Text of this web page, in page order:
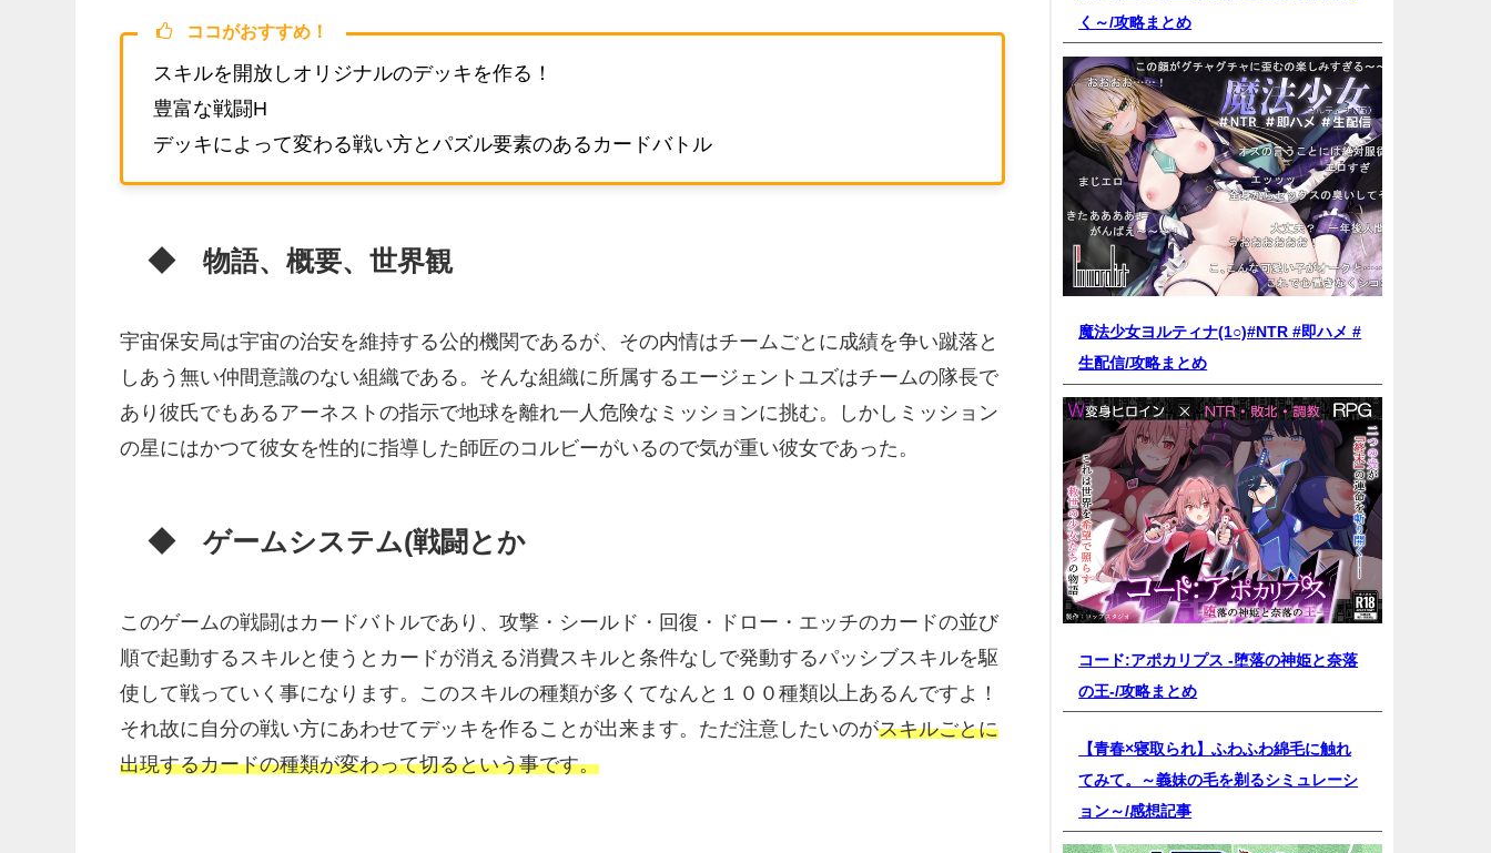
ココがおすすめ！
スキルを開放しオリジナルのデッキを作る！
豊富な戦闘H
デッキによって変わる戦い方とパズル要素のあるカードバトル
◆ 物語、概要、世界観
宇宙保安局は宇宙の治安を維持する公的機関であるが、その内情はチームごとに成績を争い蹴落と
しあう無い仲間意識のない組織である。そんな組織に所属するエージェントユズはチームの隊長で
あり彼氏でもあるアーネストの指示で地球を離れ一人危険なミッションに挑む。しかしミッション
の星にはかつて彼女を性的に指導した師匠のコルビーがいるので気が重い彼女であった。
◆ ゲームシステム(戦闘とか
このゲームの戦闘はカードバトルであり、攻撃・シールド・回復・ドロー・エッチのカードの並び
順で起動するスキルと使うとカードが消える消費スキルと条件なしで発動するパッシブスキルを駆
使して戦っていく事になります。このスキルの種類が多くてなんと１００種類以上あるんですよ！
それ故に自分の戦い方にあわせてデッキを作ることが出来ます。ただ注意したいのがスキルごとに
出現するカードの種類が変わって切るという事です。
く～/攻略まとめ
魔法少女ヨルティナ(1○)#NTR #即ハメ #
生配信/攻略まとめ
コード:アポカリプス -堕落の神姫と奈落
の王-/攻略まとめ
【青春×寝取られ】ふわふわ綿毛に触れ
てみて。～義妹の毛を剃るシミュレーシ
ョン～/感想記事